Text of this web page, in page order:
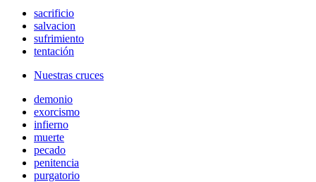
sacrificio
salvacion
sufrimiento
tentación
Nuestras cruces
demonio
exorcismo
infierno
muerte
pecado
penitencia
purgatorio